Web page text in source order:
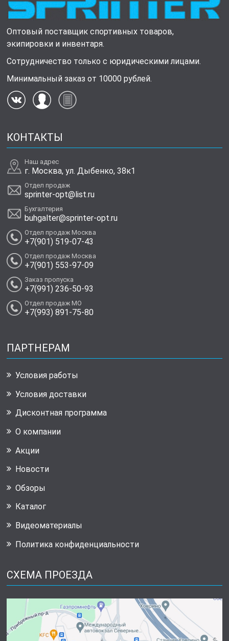
Оптовый поставщик спортивных товаров,
экипировки и инвентаря.
Сотрудничество только с юридическими лицами.
Минимальный заказ от 10000 рублей.
КОНТАКТЫ
Наш адрес
г. Москва, ул. Дыбенко, 38к1
Отдел продаж
sprinter-opt@list.ru
Бухгалтерия
buhgalter@sprinter-opt.ru
Отдел продаж Москва
+7(901) 519-07-43
Отдел продаж Москва
+7(901) 553-97-09
Заказ пропуска
+7(991) 236-50-93
Отдел продаж МО
+7(993) 891-75-80
ПАРТНЕРАМ
Условия работы
Условия доставки
Дисконтная программа
О компании
Акции
Новости
Обзоры
Каталог
Видеоматериалы
Политика конфиденциальности
СХЕМА ПРОЕЗДА